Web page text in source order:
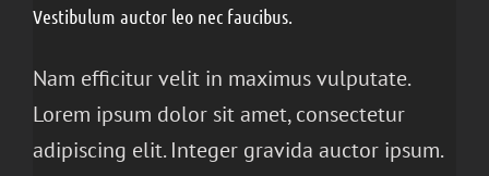
Vestibulum auctor leo nec faucibus.
Nam efficitur velit in maximus vulputate.
Lorem ipsum dolor sit amet, consectetur
adipiscing elit. Integer gravida auctor ipsum.